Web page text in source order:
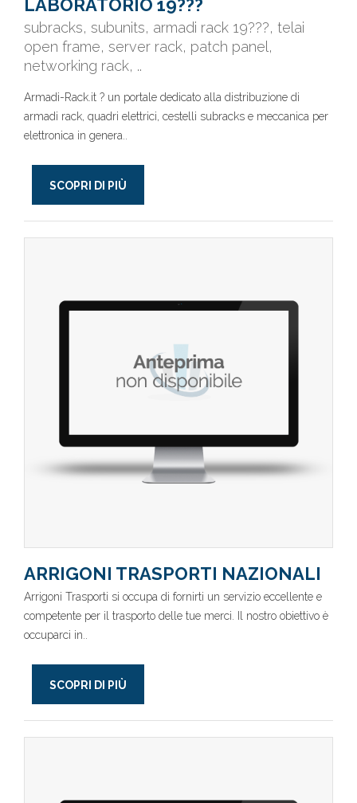
LABORATORIO 19???
subracks, subunits, armadi rack 19???, telai
open frame, server rack, patch panel,
networking rack, ..
Armadi-Rack.it ? un portale dedicato alla distribuzione di
armadi rack, quadri elettrici, cestelli subracks e meccanica per
elettronica in genera..
SCOPRI DI PIÙ
ARRIGONI TRASPORTI NAZIONALI
Arrigoni Trasporti si occupa di fornirti un servizio eccellente e
competente per il trasporto delle tue merci. Il nostro obiettivo è
occuparci in..
SCOPRI DI PIÙ